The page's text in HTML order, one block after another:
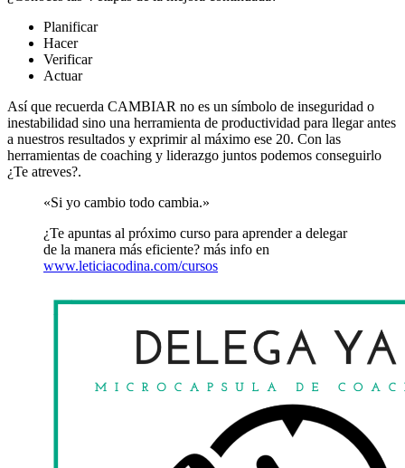
Planificar
Hacer
Verificar
Actuar
Así que recuerda CAMBIAR no es un símbolo de inseguridad o
inestabilidad sino una herramienta de productividad para llegar antes
a nuestros resultados y exprimir al máximo ese 20. Con las
herramientas de coaching y liderazgo juntos podemos conseguirlo
¿Te atreves?.
«Si yo cambio todo cambia.»
¿Te apuntas al próximo curso para aprender a delegar
de la manera más eficiente? más info en
www.leticiacodina.com/cursos